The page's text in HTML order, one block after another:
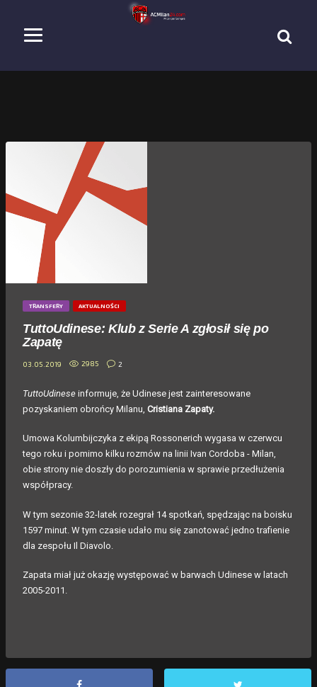
TRANSFERY AKTUALNOŚCI
TuttoUdinese: Klub z Serie A zgłosił się po
Zapatę
03.05.2019 2985 2
TuttoUdinese informuje, że Udinese jest zainteresowane
pozyskaniem obrońcy Milanu, Cristiana Zapaty.
Umowa Kolumbijczyka z ekipą Rossonerich wygasa w czerwcu
tego roku i pomimo kilku rozmów na linii Ivan Cordoba - Milan,
obie strony nie doszły do porozumienia w sprawie przedłużenia
współpracy.
W tym sezonie 32-latek rozegrał 14 spotkań, spędzając na boisku
1597 minut. W tym czasie udało mu się zanotować jedno trafienie
dla zespołu Il Diavolo.
Zapata miał już okazję występować w barwach Udinese w latach
2005-2011.